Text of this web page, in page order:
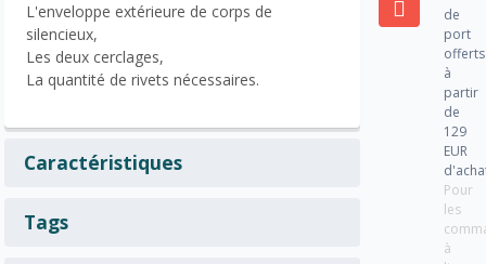
L'enveloppe extérieure de corps de
silencieux,
Les deux cerclages,
La quantité de rivets nécessaires.
Caractéristiques
Tags
de
port
offerts
à
partir
de
129
EUR
Pour
les
à